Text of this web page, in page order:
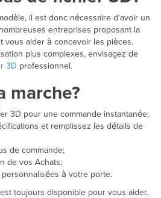
il est donc nécessaire d'avoir un
entreprises proposant la
vous aider à concevoir les pièces.
plus complexes, envisagez de
3D professionnel.
marche?
3D pour une commande instantanée;
et remplissez les détails de
de commande;
de vos Achats;
à votre porte.
toujours disponible pour vous aider.